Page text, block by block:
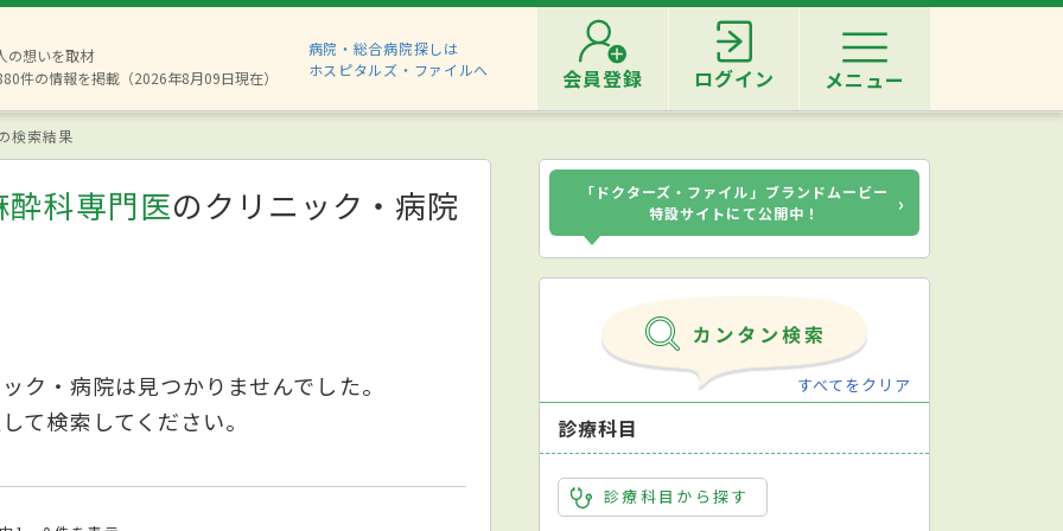
の想いを取材
件の情報を掲載（2026年8月09日現在）
病院・総合病院探しは
ホスピタルズ・ファイルへ
会員登録 ログイン メニュー
検索結果
科専門医のクリニック・病院
ク・病院は見つかりませんでした。
て検索してください。
「ドクターズ・ファイル」ブランドムービー
特設サイトにて公開中！
›
すべてをクリア
診療科目
診療科目から探す